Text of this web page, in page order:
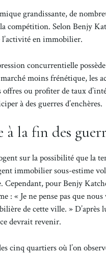
grandissante, de
compétition. Selon Benjy
en immobilier.
concurrentielle
moins frénétique, les
ou profiter de taux
à des guerres d’enchères.
la fin des
sur la possibilité que la
immobilier sous-estime
Cependant, pour Benjy
« Je ne pense pas que
de cette ville. » D’après
devrait revenir.
cinq quartiers où l’on